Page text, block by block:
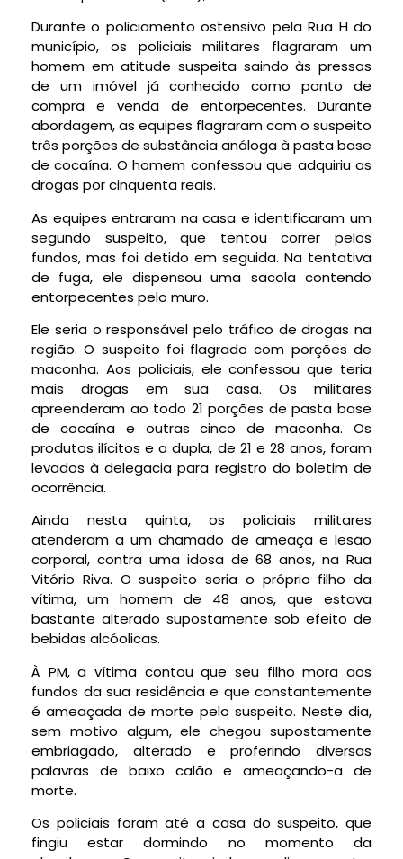
Durante o policiamento ostensivo pela Rua H do
município, os policiais militares flagraram um
homem em atitude suspeita saindo às pressas
de um imóvel já conhecido como ponto de
compra e venda de entorpecentes. Durante
abordagem, as equipes flagraram com o suspeito
três porções de substância análoga à pasta base
de cocaína. O homem confessou que adquiriu as
drogas por cinquenta reais.
As equipes entraram na casa e identificaram um
segundo suspeito, que tentou correr pelos
fundos, mas foi detido em seguida. Na tentativa
de fuga, ele dispensou uma sacola contendo
entorpecentes pelo muro.
Ele seria o responsável pelo tráfico de drogas na
região. O suspeito foi flagrado com porções de
maconha. Aos policiais, ele confessou que teria
mais drogas em sua casa. Os militares
apreenderam ao todo 21 porções de pasta base
de cocaína e outras cinco de maconha. Os
produtos ilícitos e a dupla, de 21 e 28 anos, foram
levados à delegacia para registro do boletim de
ocorrência.
Ainda nesta quinta, os policiais militares
atenderam a um chamado de ameaça e lesão
corporal, contra uma idosa de 68 anos, na Rua
Vitório Riva. O suspeito seria o próprio filho da
vítima, um homem de 48 anos, que estava
bastante alterado supostamente sob efeito de
bebidas alcóolicas.
À PM, a vítima contou que seu filho mora aos
fundos da sua residência e que constantemente
é ameaçada de morte pelo suspeito. Neste dia,
sem motivo algum, ele chegou supostamente
embriagado, alterado e proferindo diversas
palavras de baixo calão e ameaçando-a de
morte.
Os policiais foram até a casa do suspeito, que
fingiu estar dormindo no momento da